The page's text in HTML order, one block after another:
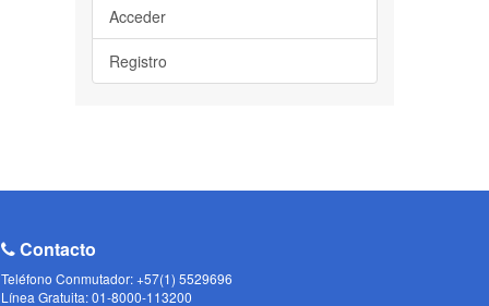
Acceder
Registro
Contacto
Teléfono Conmutador: +57(1) 5529696
Línea Gratuita: 01-8000-113200